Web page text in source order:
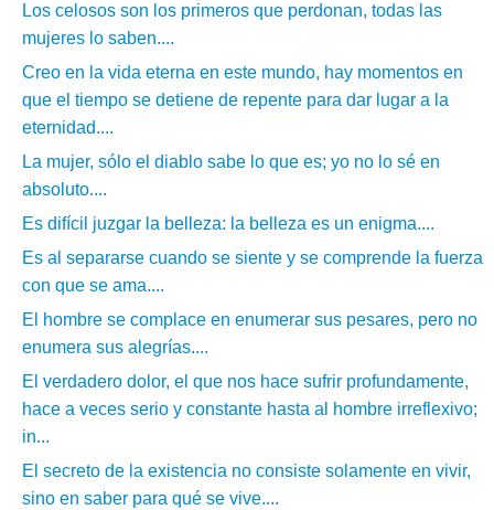
Los celosos son los primeros que perdonan, todas las
mujeres lo saben....
Creo en la vida eterna en este mundo, hay momentos en
que el tiempo se detiene de repente para dar lugar a la
eternidad....
La mujer, sólo el diablo sabe lo que es; yo no lo sé en
absoluto....
Es difícil juzgar la belleza: la belleza es un enigma....
Es al separarse cuando se siente y se comprende la fuerza
con que se ama....
El hombre se complace en enumerar sus pesares, pero no
enumera sus alegrías....
El verdadero dolor, el que nos hace sufrir profundamente,
hace a veces serio y constante hasta al hombre irreflexivo;
in...
El secreto de la existencia no consiste solamente en vivir,
sino en saber para qué se vive....